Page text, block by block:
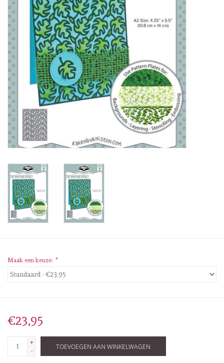
Stempels
Stempelinkt
Stempelaccesoires
Papier (blokjes) &
Embellishments
Embellishment/bedeltjes
Mixed Media
Diversen
Embossingpoeders
Lint
Maak een keuze: *
€23,95
+
-
TOEVOEGEN AAN WINKELWAGEN